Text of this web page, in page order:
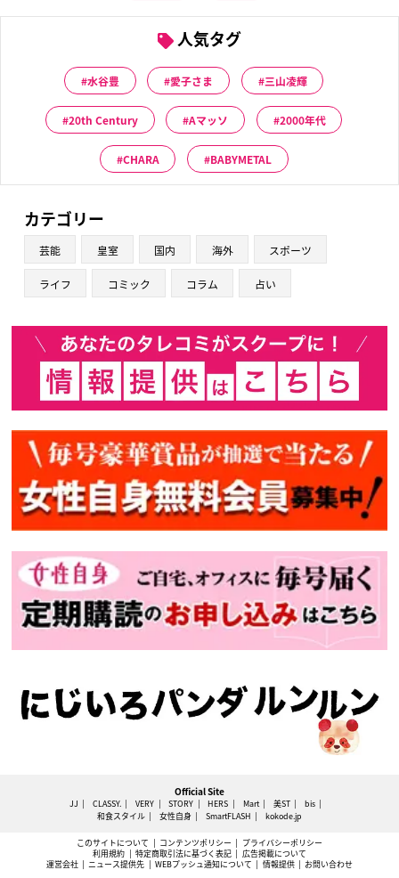
人気タグ
水谷豊 愛子さま 三山凌輝
20th Century Aマッソ 2000年代
CHARA BABYMETAL
カテゴリー
芸能 皇室 国内 海外 スポーツ
ライフ コミック コラム 占い
Official Site
JJ CLASSY. VERY STORY HERS Mart 美ST
bis
和食スタイル
女性自身 SmartFLASH kokode.jp
このサイトについて コンテンツポリシー
プライバシーポリシー
利用規約
特定商取引法に基づく表記
広告掲載について
運営会社
ニュース提供先 WEBプッシュ通知について 情報提供 お問い合わせ